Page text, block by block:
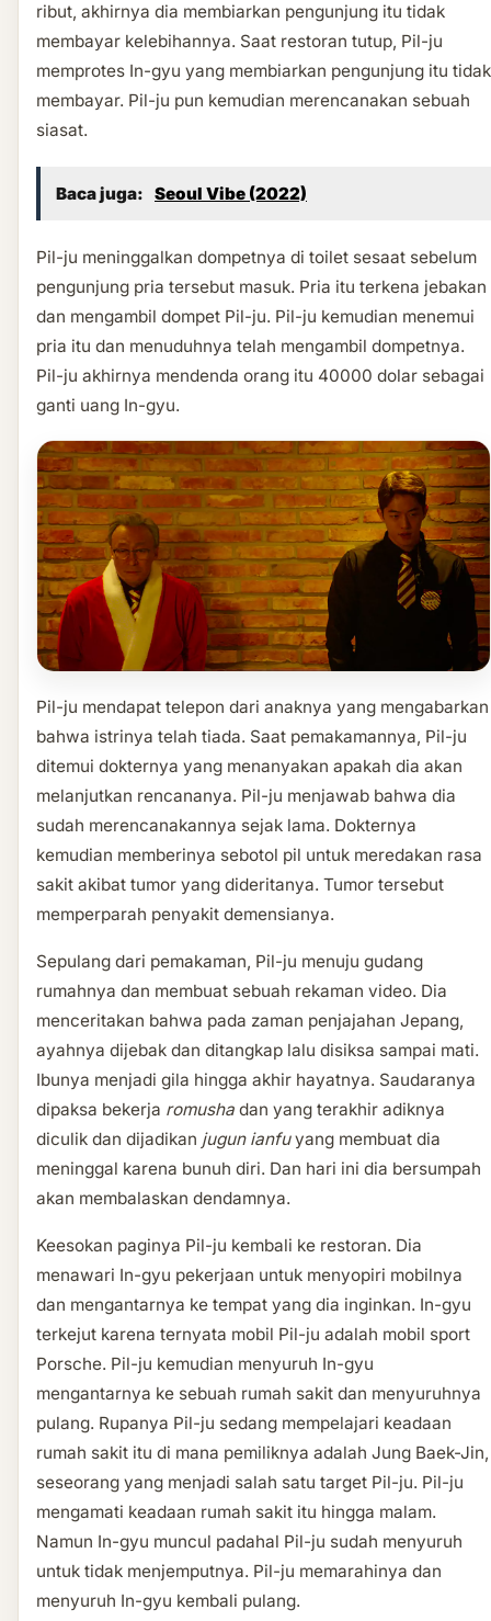
ribut, akhirnya dia membiarkan pengunjung itu tidak
membayar kelebihannya. Saat restoran tutup, Pil-ju
memprotes In-gyu yang membiarkan pengunjung itu tidak
membayar. Pil-ju pun kemudian merencanakan sebuah
siasat.
Baca juga: Seoul Vibe (2022)
Pil-ju meninggalkan dompetnya di toilet sesaat sebelum
pengunjung pria tersebut masuk. Pria itu terkena jebakan
dan mengambil dompet Pil-ju. Pil-ju kemudian menemui
pria itu dan menuduhnya telah mengambil dompetnya.
Pil-ju akhirnya mendenda orang itu 40000 dolar sebagai
ganti uang In-gyu.
Pil-ju mendapat telepon dari anaknya yang mengabarkan
bahwa istrinya telah tiada. Saat pemakamannya, Pil-ju
ditemui dokternya yang menanyakan apakah dia akan
melanjutkan rencananya. Pil-ju menjawab bahwa dia
sudah merencanakannya sejak lama. Dokternya
kemudian memberinya sebotol pil untuk meredakan rasa
sakit akibat tumor yang dideritanya. Tumor tersebut
memperparah penyakit demensianya.
Sepulang dari pemakaman, Pil-ju menuju gudang
rumahnya dan membuat sebuah rekaman video. Dia
menceritakan bahwa pada zaman penjajahan Jepang,
ayahnya dijebak dan ditangkap lalu disiksa sampai mati.
Ibunya menjadi gila hingga akhir hayatnya. Saudaranya
dipaksa bekerja romusha dan yang terakhir adiknya
diculik dan dijadikan jugun ianfuyang membuat dia
meninggal karena bunuh diri. Dan hari ini dia bersumpah
akan membalaskan dendamnya.
Keesokan paginya Pil-ju kembali ke restoran. Dia
menawari In-gyu pekerjaan untuk menyopiri mobilnya
dan mengantarnya ke tempat yang dia inginkan. In-gyu
terkejut karena ternyata mobil Pil-ju adalah mobil sport
Porsche. Pil-ju kemudian menyuruh In-gyu
mengantarnya ke sebuah rumah sakit dan menyuruhnya
pulang. Rupanya Pil-ju sedang mempelajari keadaan
rumah sakit itu di mana pemiliknya adalah Jung Baek-Jin,
seseorang yang menjadi salah satu target Pil-ju. Pil-ju
mengamati keadaan rumah sakit itu hingga malam.
Namun In-gyu muncul padahal Pil-ju sudah menyuruh
untuk tidak menjemputnya. Pil-ju memarahinya dan
menyuruh In-gyu kembali pulang.